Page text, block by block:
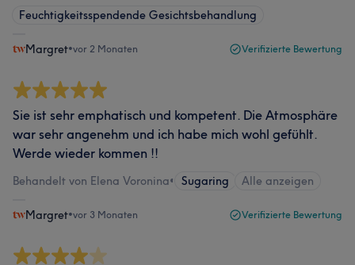
Feuchtigkeitsspendende Gesichtsbehandlung
Margret•vor 2 Monaten Verifizierte Bewertung
Sie ist sehr emphatisch und kompetent. Die Atmosphäre
war sehr angenehm und ich habe mich wohl gefühlt.
Werde wieder kommen !!
Behandelt von Elena Voronina• Sugaring Alle anzeigen
Margret•vor 3 Monaten Verifizierte Bewertung